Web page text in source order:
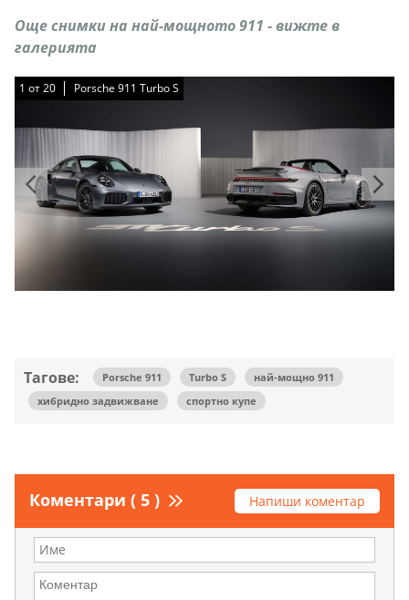
Още снимки на най-мощното 911 - вижте в
галерията
1 от20 Porsche 911 Turbo S
1 от20 Porsche 911 Turbo S
1 от20 Porsche 911 Turbo S
1 от20 Porsche 911 Turbo S
1 от20 Porsche 911 Turbo S
1 от20 Porsche 911 Turbo S
1 от20 Porsche 911 Turbo S
1 от20 Porsche 911 Turbo S
1 от20 Porsche 911 Turbo S
1 от20 Porsche 911 Turbo S
1 от20 Porsche 911 Turbo S
1 от20 Porsche 911 Turbo S
1 от20 Porsche 911 Turbo S
1 от20 Porsche 911 Turbo S
1 от20 Porsche 911 Turbo S
1 от20 Porsche 911 Turbo S
1 от20 Porsche 911 Turbo S
1 от20 Porsche 911 Turbo S
1 от20 Porsche 911 Turbo S
1 от20 Porsche 911 Turbo S
Тагове: Porsche 911 Turbo S
най-мощно 911
хибридно задвижване
спортно купе
Коментари ( 5 ) Напиши коментар